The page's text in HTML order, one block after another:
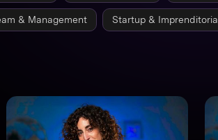
& Management Startup & Imprenditoria